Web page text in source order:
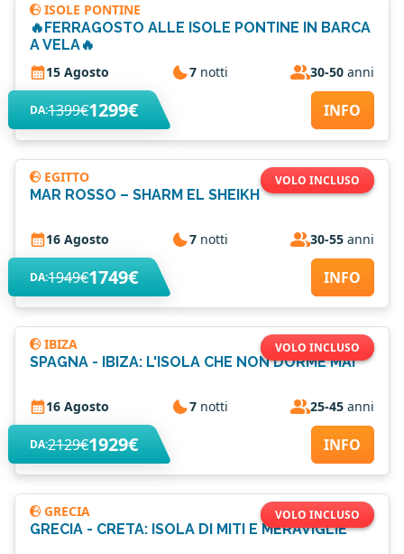
ISOLE PONTINE
🔥FERRAGOSTO ALLE ISOLE PONTINE IN BARCA
A VELA🔥
15 Agosto
7 notti 30-50 anni
DA:1399€1299€ INFO
VOLO INCLUSO
EGITTO
MAR ROSSO – SHARM EL SHEIKH
16 Agosto 7 notti 30-55 anni
DA:1949€1749€ INFO
VOLO INCLUSO
IBIZA
SPAGNA - IBIZA: L'ISOLA CHE NON DORME MAI
16 Agosto 7 notti 25-45 anni
DA:2129€1929€ INFO
VOLO INCLUSO
GRECIA
GRECIA - CRETA: ISOLA DI MITI E MERAVIGLIE